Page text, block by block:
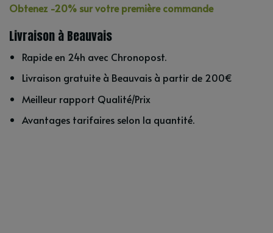
Obtenez -20% sur votre première commande
Livraison à Beauvais
Rapide en 24h avec Chronopost.
Livraison gratuite à Beauvais à partir de 200€
Meilleur rapport Qualité/Prix
Avantages tarifaires selon la quantité.